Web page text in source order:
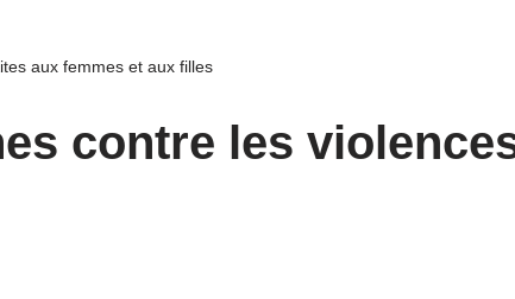
aux femmes et aux filles
contre les